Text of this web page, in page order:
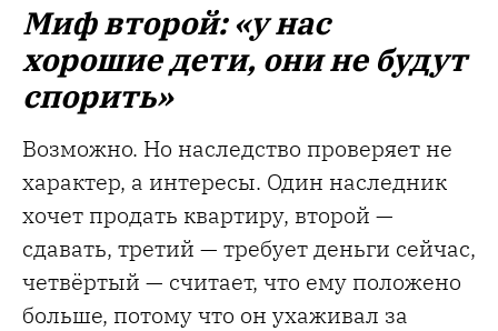
Миф второй: «у нас
хорошие дети, они не будут
спорить»
Возможно. Но наследство проверяет не
характер, а интересы. Один наследник
хочет продать квартиру, второй —
сдавать, третий — требует деньги сейчас,
четвёртый — считает, что ему положено
больше, потому что он ухаживал за